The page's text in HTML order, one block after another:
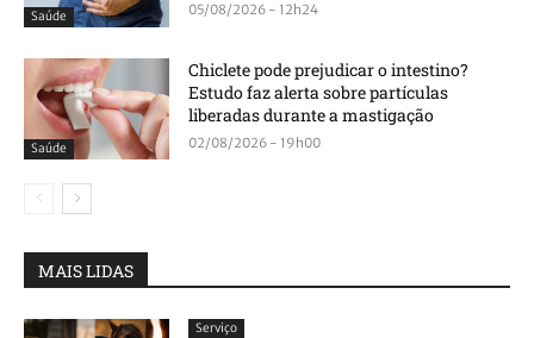
Saúde 05/08/2026 - 12h24
Saúde
Chiclete pode prejudicar o intestino?
Estudo faz alerta sobre partículas
liberadas durante a mastigação
02/08/2026 - 19h00
MAIS LIDAS
Serviço